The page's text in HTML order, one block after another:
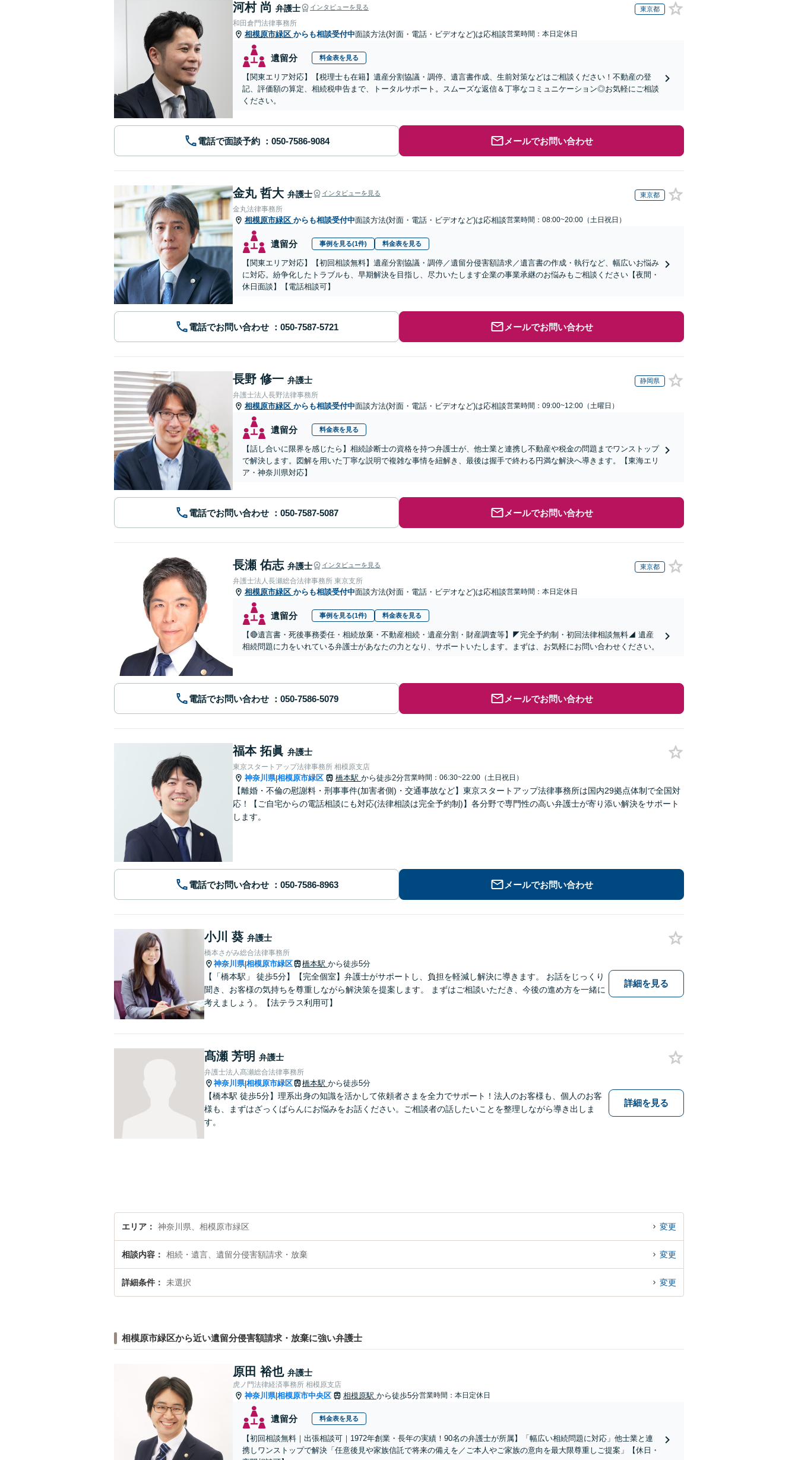
河村 尚 弁護士 インタビューを見る 東京都
和田倉門法律事務所
相模原市緑区 からも相談受付中面談方法(対面・電話・ビデオなど)は応相談営業時間：本日定休日
遺留分 料金表を見る
【関東エリア対応】【税理士も在籍】遺産分割協議・調停、遺言書作成、生前対策などはご相談ください！不動産の登
記、評価額の算定、相続税申告まで、トータルサポート。スムーズな返信＆丁寧なコミュニケーション◎お気軽にご相談
ください。
電話で面談予約 メールでお問い合わせ
金丸 哲大 弁護士 インタビューを見る 東京都
金丸法律事務所
相模原市緑区 からも相談受付中面談方法(対面・電話・ビデオなど)は応相談営業時間：08:00~20:00（土日祝日）
遺留分 事例を見る(1件) 料金表を見る
【関東エリア対応】【初回相談無料】遺産分割協議・調停／遺留分侵害額請求／遺言書の作成・執行など、幅広いお悩み
に対応。紛争化したトラブルも、早期解決を目指し、尽力いたします企業の事業承継のお悩みもご相談ください【夜間・
休日面談】【電話相談可】
電話でお問い合わせ メールでお問い合わせ
長野 修一 弁護士 静岡県
弁護士法人長野法律事務所
相模原市緑区 からも相談受付中面談方法(対面・電話・ビデオなど)は応相談営業時間：09:00~12:00（土曜日）
遺留分 料金表を見る
【話し合いに限界を感じたら】相続診断士の資格を持つ弁護士が、他士業と連携し不動産や税金の問題までワンストップ
で解決します。図解を用いた丁寧な説明で複雑な事情を紐解き、最後は握手で終わる円満な解決へ導きます。【東海エリ
ア・神奈川県対応】
電話でお問い合わせ メールでお問い合わせ
長瀬 佑志 弁護士 インタビューを見る 東京都
弁護士法人長瀬総合法律事務所 東京支所
相模原市緑区 からも相談受付中面談方法(対面・電話・ビデオなど)は応相談営業時間：本日定休日
遺留分 事例を見る(1件) 料金表を見る
【🔴遺言書・死後事務委任・相続放棄・不動産相続・遺産分割・財産調査等】◤完全予約制・初回法律相談無料◢ 遺産
相続問題に力をいれている弁護士があなたの力となり、サポートいたします。まずは、お気軽にお問い合わせください。
電話でお問い合わせ メールでお問い合わせ
福本 拓眞 弁護士
東京スタートアップ法律事務所 相模原支店
神奈川県|相模原市緑区 橋本駅 から徒歩2分営業時間：06:30~22:00（土日祝日）
【離婚・不倫の慰謝料・刑事事件(加害者側)・交通事故など】東京スタートアップ法律事務所は国内29拠点体制で全国対
応！【ご自宅からの電話相談にも対応(法律相談は完全予約制)】各分野で専門性の高い弁護士が寄り添い解決をサポート
します。
電話でお問い合わせ メールでお問い合わせ
小川 葵 弁護士
橋本さがみ総合法律事務所
神奈川県|相模原市緑区 橋本駅 から徒歩5分
【「橋本駅」 徒歩5分】【完全個室】弁護士がサポートし、負担を軽減し解決に導きます。 お話をじっくり
聞き、お客様の気持ちを尊重しながら解決策を提案します。 まずはご相談いただき、今後の進め方を一緒に
考えましょう。【法テラス利用可】
詳細を見る
髙瀬 芳明 弁護士
弁護士法人髙瀬総合法律事務所
神奈川県|相模原市緑区 橋本駅 から徒歩5分
【橋本駅 徒歩5分】理系出身の知識を活かして依頼者さまを全力でサポート！法人のお客様も、個人のお客
様も、まずはざっくばらんにお悩みをお話ください。ご相談者の話したいことを整理しながら導き出しま
す。
詳細を見る
エリア 神奈川県、相模原市緑区 変更
相談内容 相続・遺言、遺留分侵害額請求・放棄 変更
詳細条件 未選択 変更
相模原市緑区から近い遺留分侵害額請求・放棄に強い弁護士
原田 裕也 弁護士
虎ノ門法律経済事務所 相模原支店
神奈川県|相模原市中央区 相模原駅 から徒歩5分営業時間：本日定休日
遺留分 料金表を見る
【初回相談無料｜出張相談可｜1972年創業・長年の実績！90名の弁護士が所属】「幅広い相続問題に対応」他士業と連
携しワンストップで解決「任意後見や家族信託で将来の備えを／ご本人やご家族の意向を最大限尊重しご提案」【休日・